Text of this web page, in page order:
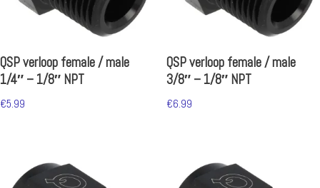
QSP verloop female / male
1/4″ – 1/8″ NPT
€5.99
QSP verloop female / male
3/8″ – 1/8″ NPT
€6.99